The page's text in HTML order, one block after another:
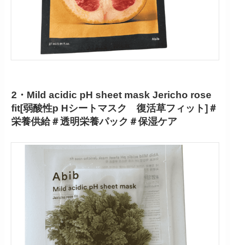
2・Mild acidic pH sheet mask Jericho rose
fit[弱酸性p Hシートマスク 復活草フィット]＃
栄養供給＃透明栄養パック＃保湿ケア